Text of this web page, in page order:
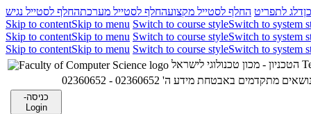
דלג לתפריט החלף לסטייל מקצועהחלף לסטייל מערכתהחלף לסטייל נגיש
Skip to contentSkip to menu Switch to course styleSwitch to system
Skip to contentSkip to menu Switch to course styleSwitch to system
Skip to contentSkip to menu Switch to course styleSwitch to system
- נושאים מתקדמים באבטחת מידע ה'
כניסה-
Login